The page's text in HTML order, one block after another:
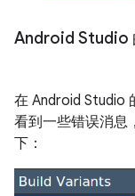
Android Studio
在 Android Studio
看到一些错误消息
下：